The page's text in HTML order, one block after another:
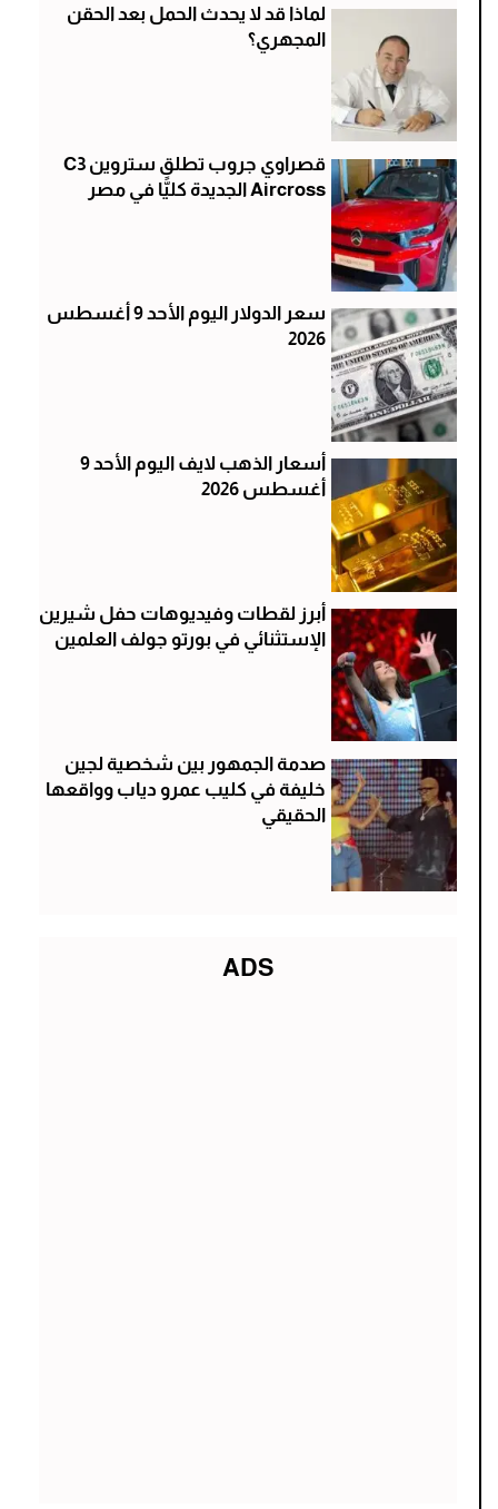
لماذا قد لا يحدث الحمل بعد الحقن
المجهري؟
قصراوي جروب تطلق ستروين C3
Aircross الجديدة كليًّا في مصر
سعر الدولار اليوم الأحد 9 أغسطس
2026
أسعار الذهب لايف اليوم الأحد 9
أغسطس 2026
أبرز لقطات وفيديوهات حفل شيرين
الإستثنائي في بورتو جولف العلمين
صدمة الجمهور بين شخصية لجين
خليفة في كليب عمرو دياب وواقعها
الحقيقي
ADS